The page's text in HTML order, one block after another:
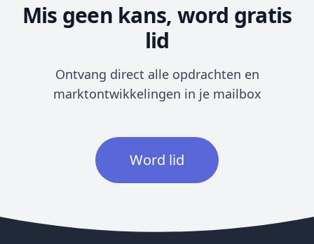
Mis geen kans, word gratis
lid
Ontvang direct alle opdrachten en
marktontwikkelingen in je mailbox
Word lid